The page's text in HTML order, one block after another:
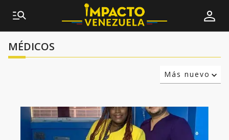
MÉDICOS
Más nuevo